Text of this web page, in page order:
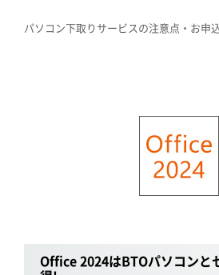
パソコン下取りサービスの注意点・お申
Office 2024はBTOパソコンと